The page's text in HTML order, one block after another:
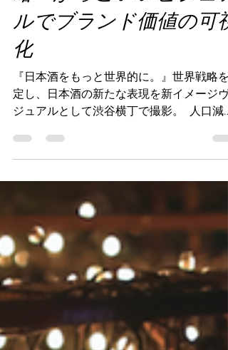
ファン作り ブランド戦
略 かっこいいビジュア
ルでブランド価値の可視
化
定し、日本酒の新たな表現を新イメージヴ
ジュアルとして渋谷横丁で撮影。 ​ 人口減少
年々増加傾向にある海外の日本酒市場。あ
調査によれば、世界の主要都市でアンケー
取った結果、自国の料理以外で一番食べた
国の料理は、日本が一番という結果に。ア
アパシフィックをはじめ、今後爆発的に人
増加が見られる海外市場は、日本酒業界に
っても大変需要を伸ばしていくチャンスの
であることは、間違いありません。 弊社で
は、それらのマーケティングを鑑み、海外